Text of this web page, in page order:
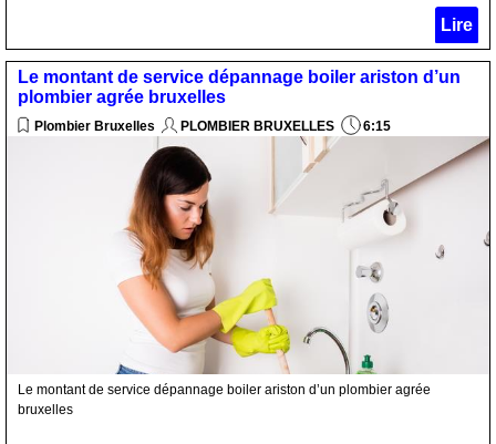
Lire
Le montant de service dépannage boiler ariston d’un
plombier agrée bruxelles
Plombier Bruxelles PLOMBIER BRUXELLES 6:15
Le montant de service dépannage boiler ariston d’un plombier agrée
bruxelles